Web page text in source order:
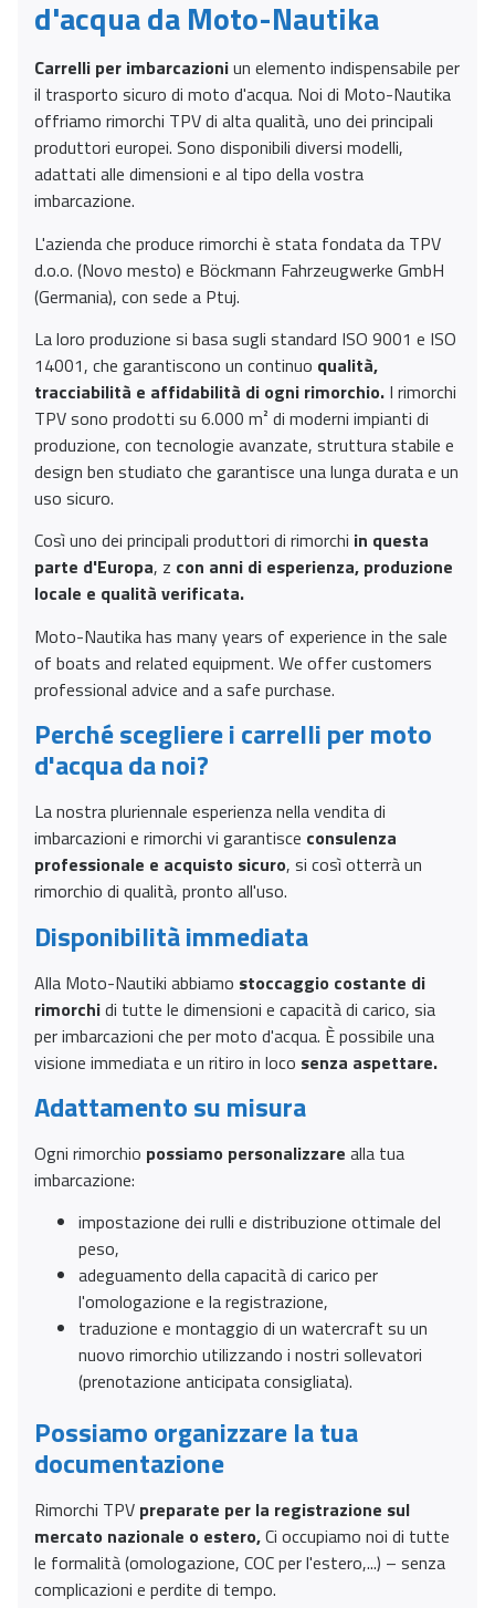
d'acqua da Moto-Nautika
Carrelli per imbarcazioniun elemento indispensabile per
il trasporto sicuro di moto d'acqua. Noi di Moto-Nautika
offriamo rimorchi TPV di alta qualità, uno dei principali
produttori europei. Sono disponibili diversi modelli,
adattati alle dimensioni e al tipo della vostra
imbarcazione.
L'azienda che produce rimorchi è stata fondata da TPV
d.o.o. (Novo mesto) e Böckmann Fahrzeugwerke GmbH
(Germania), con sede a Ptuj.
La loro produzione si basa sugli standard ISO 9001 e ISO
14001, che garantiscono un continuo qualità,
tracciabilità e affidabilità di ogni rimorchio. I rimorchi
TPV sono prodotti su 6.000 m² di moderni impianti di
produzione, con tecnologie avanzate, struttura stabile e
design ben studiato che garantisce una lunga durata e un
uso sicuro.
Così uno dei principali produttori di rimorchi in questa
parte d'Europa, z con anni di esperienza, produzione
locale e qualità verificata.
Moto-Nautika has many years of experience in the sale
of boats and related equipment. We offer customers
professional advice and a safe purchase.
Perché scegliere i carrelli per moto
d'acqua da noi?
La nostra pluriennale esperienza nella vendita di
imbarcazioni e rimorchi vi garantisce consulenza
professionale e acquisto sicuro, si così otterrà un
rimorchio di qualità, pronto all'uso.
Disponibilità immediata
Alla Moto-Nautiki abbiamo stoccaggio costante di
rimorchidi tutte le dimensioni e capacità di carico, sia
per imbarcazioni che per moto d'acqua. È possibile una
visione immediata e un ritiro in loco senza aspettare.
Adattamento su misura
Ogni rimorchio possiamo personalizzare alla tua
imbarcazione:
impostazione dei rulli e distribuzione ottimale del
peso,
adeguamento della capacità di carico per
l'omologazione e la registrazione,
traduzione e montaggio di un watercraft su un
nuovo rimorchio utilizzando i nostri sollevatori
(prenotazione anticipata consigliata).
Possiamo organizzare la tua
documentazione
Rimorchi TPV preparate per la registrazione sul
mercato nazionale o estero,Ci occupiamo noi di tutte
le formalità (omologazione, COC per l'estero,...) – senza
complicazioni e perdite di tempo.